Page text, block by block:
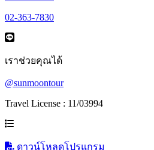
02-363-7830
เราช่วยคุณได้
@sunmoontour
Travel License : 11/03994
ดาวน์โหลดโปรแกรม